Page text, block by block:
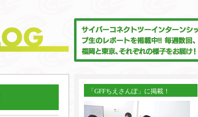
「GFFちえさんぽ」に掲載！